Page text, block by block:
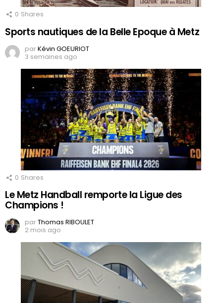
0 Shares
Sports nautiques de la Belle Epoque à Metz
parKévin GOEURIOT
3 semaines ago
0 Shares
Le Metz Handball remporte la Ligue des
Champions !
parThomas RIBOULET
2 mois ago